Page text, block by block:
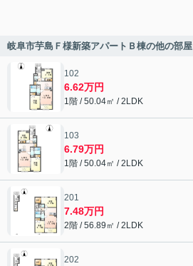
岐阜市芋島Ｆ様新築アパートＢ棟の他の部屋
102
6.62万円
1階 / 50.04㎡ / 2LDK
103
6.79万円
1階 / 50.04㎡ / 2LDK
201
7.48万円
2階 / 56.89㎡ / 2LDK
202